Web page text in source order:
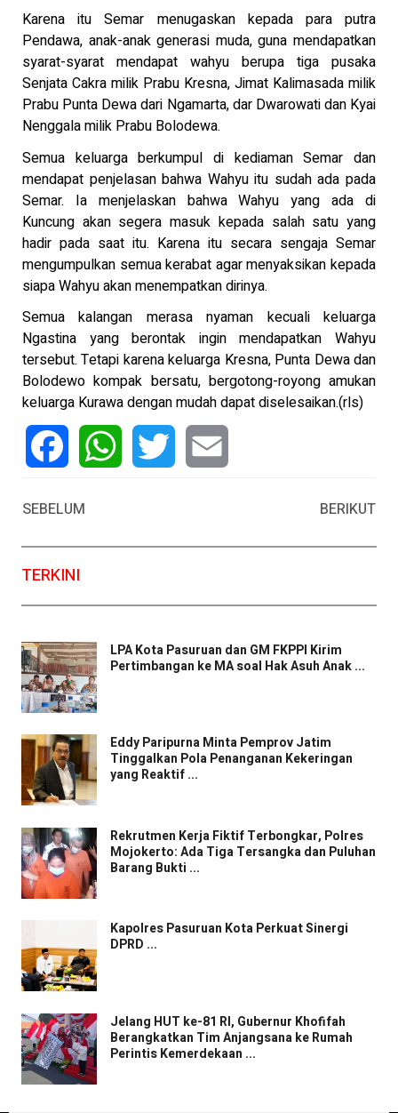
Karena itu Semar menugaskan kepada para putra
Pendawa, anak-anak generasi muda, guna mendapatkan
syarat-syarat mendapat wahyu berupa tiga pusaka
Senjata Cakra milik Prabu Kresna, Jimat Kalimasada milik
Prabu Punta Dewa dari Ngamarta, dar Dwarowati dan Kyai
Nenggala milik Prabu Bolodewa.
Semua keluarga berkumpul di kediaman Semar dan
mendapat penjelasan bahwa Wahyu itu sudah ada pada
Semar. Ia menjelaskan bahwa Wahyu yang ada di
Kuncung akan segera masuk kepada salah satu yang
hadir pada saat itu. Karena itu secara sengaja Semar
mengumpulkan semua kerabat agar menyaksikan kepada
siapa Wahyu akan menempatkan dirinya.
Semua kalangan merasa nyaman kecuali keluarga
Ngastina yang berontak ingin mendapatkan Wahyu
tersebut. Tetapi karena keluarga Kresna, Punta Dewa dan
Bolodewo kompak bersatu, bergotong-royong amukan
keluarga Kurawa dengan mudah dapat diselesaikan.(rls)
SEBELUM
BERIKUT
TERKINI
LPA Kota Pasuruan dan GM FKPPI Kirim
Pertimbangan ke MA soal Hak Asuh Anak ...
Eddy Paripurna Minta Pemprov Jatim
Tinggalkan Pola Penanganan Kekeringan
yang Reaktif ...
Rekrutmen Kerja Fiktif Terbongkar, Polres
Mojokerto: Ada Tiga Tersangka dan Puluhan
Barang Bukti ...
Kapolres Pasuruan Kota Perkuat Sinergi
DPRD ...
Jelang HUT ke-81 RI, Gubernur Khofifah
Berangkatkan Tim Anjangsana ke Rumah
Perintis Kemerdekaan ...